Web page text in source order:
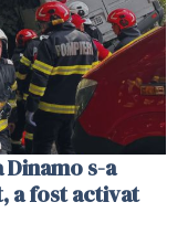
s-a
a fost activat